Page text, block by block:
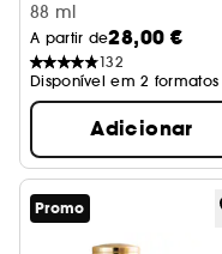
88 ml
A partir de28,00 €
132
Disponível em 2 formatos
Adicionar
Promo